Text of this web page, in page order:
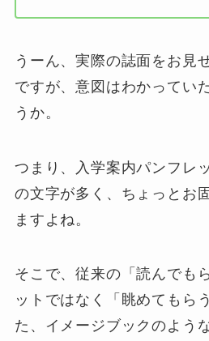
うーん、実際の誌面をお見
ですが、意図はわかってい
うか。
つまり、入学案内パンフレ
の文字が多く、ちょっとお
ますよね。
そこで、従来の「読んでも
ットではなく「眺めてもら
た、イメージブックのよう